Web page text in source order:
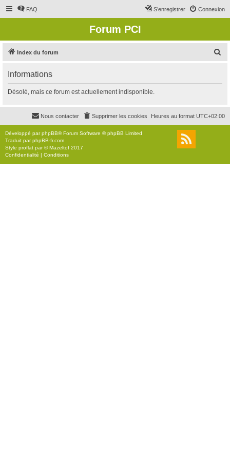
FAQ Connexion
S’enregistrer
Forum PCI
Index du forum
r
c
r
Informations
Désolé, mais ce forum est actuellement indisponible.
Heures au format UTC+02:00
Supprimer les cookies
Nous contacter
Développé parphpBB® Forum Software © phpBB Limited
Traduit parphpBB-fr.com
Style proflat par ©Mazeltof 2017
Confidentialité | Conditions